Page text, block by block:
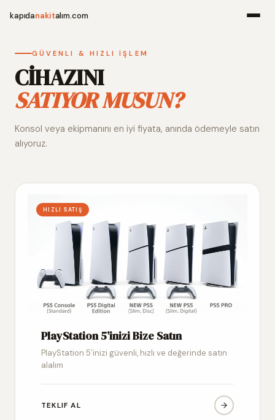
kapıdanakitalım.com
Alım
GÜVENLI & HIZLI İŞLEM
CİHAZINI
SATIYOR MUSUN?
Konsol veya ekipmanını en iyi fiyata, anında ödemeyle satın
alıyoruz.
HIZLI SATIŞ
PlayStation 5’inizi Bize Satın
PlayStation 5’inizi güvenli, hızlı ve değerinde satın
alalım
TEKLIF AL